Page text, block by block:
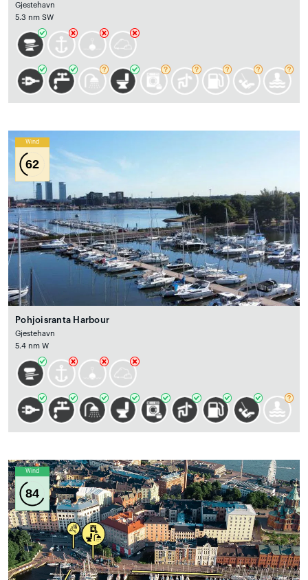
Gjestehavn
5.3 nm SW
Wind
62
Pohjoisranta Harbour
Gjestehavn
5.4 nm W
Wind
84